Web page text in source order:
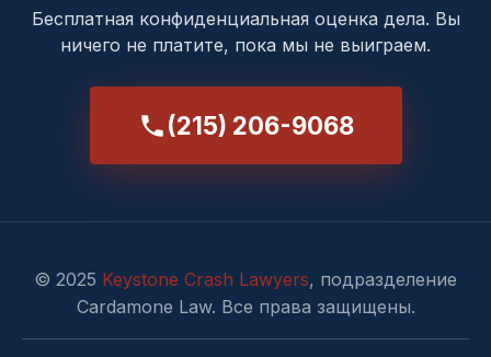
Бесплатная конфиденциальная оценка дела. Вы
ничего не платите, пока мы не выиграем.
(215) 206-9068
© 2025 Keystone Crash Lawyers, подразделение
Cardamone Law. Все права защищены.